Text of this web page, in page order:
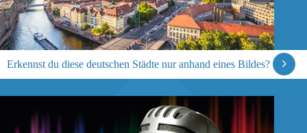
Erkennst du diese deutschen Städte nur anhand eines Bildes?